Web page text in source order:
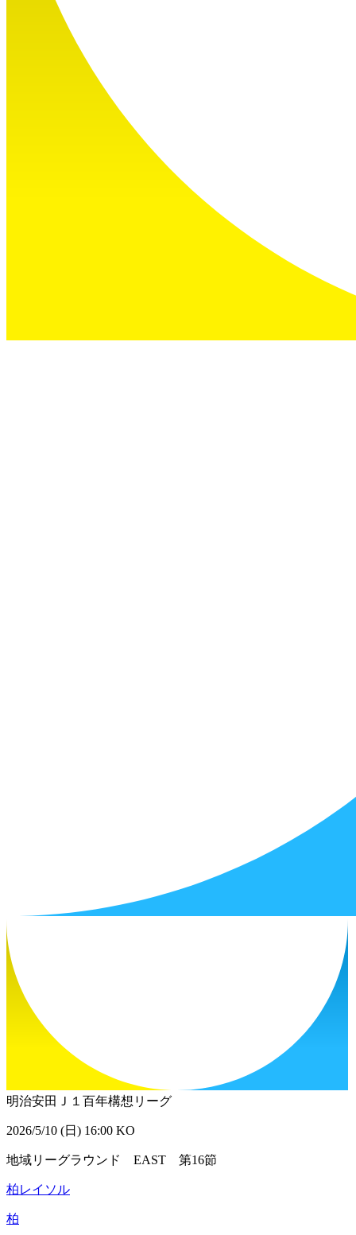
明治安田Ｊ１百年構想リーグ
2026/5/10 (日) 16:00 KO
地域リーグラウンド EAST 第16節
柏レイソル
柏